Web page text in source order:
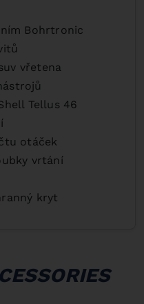
Bohrtronic
vřetena
Tellus 46
otáček
vrtání
kryt